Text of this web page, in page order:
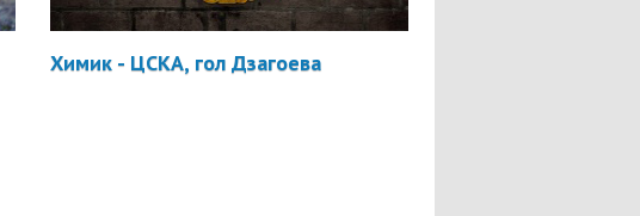
Химик - ЦСКА, гол Дзагоева